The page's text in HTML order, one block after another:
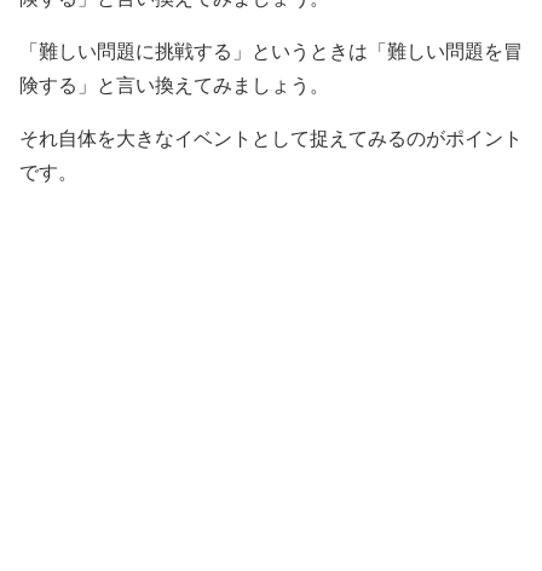
「難しい問題に挑戦する」というときは「難しい問題を冒
険する」と言い換えてみましょう。
それ自体を大きなイベントとして捉えてみるのがポイント
です。